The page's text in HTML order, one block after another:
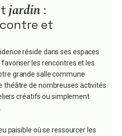
jardin:
et
réside dans ses espaces
les rencontres et les
grande salle commune
théâtre de nombreuses activités
créatifs ou simplement
paisible où se ressourcer les